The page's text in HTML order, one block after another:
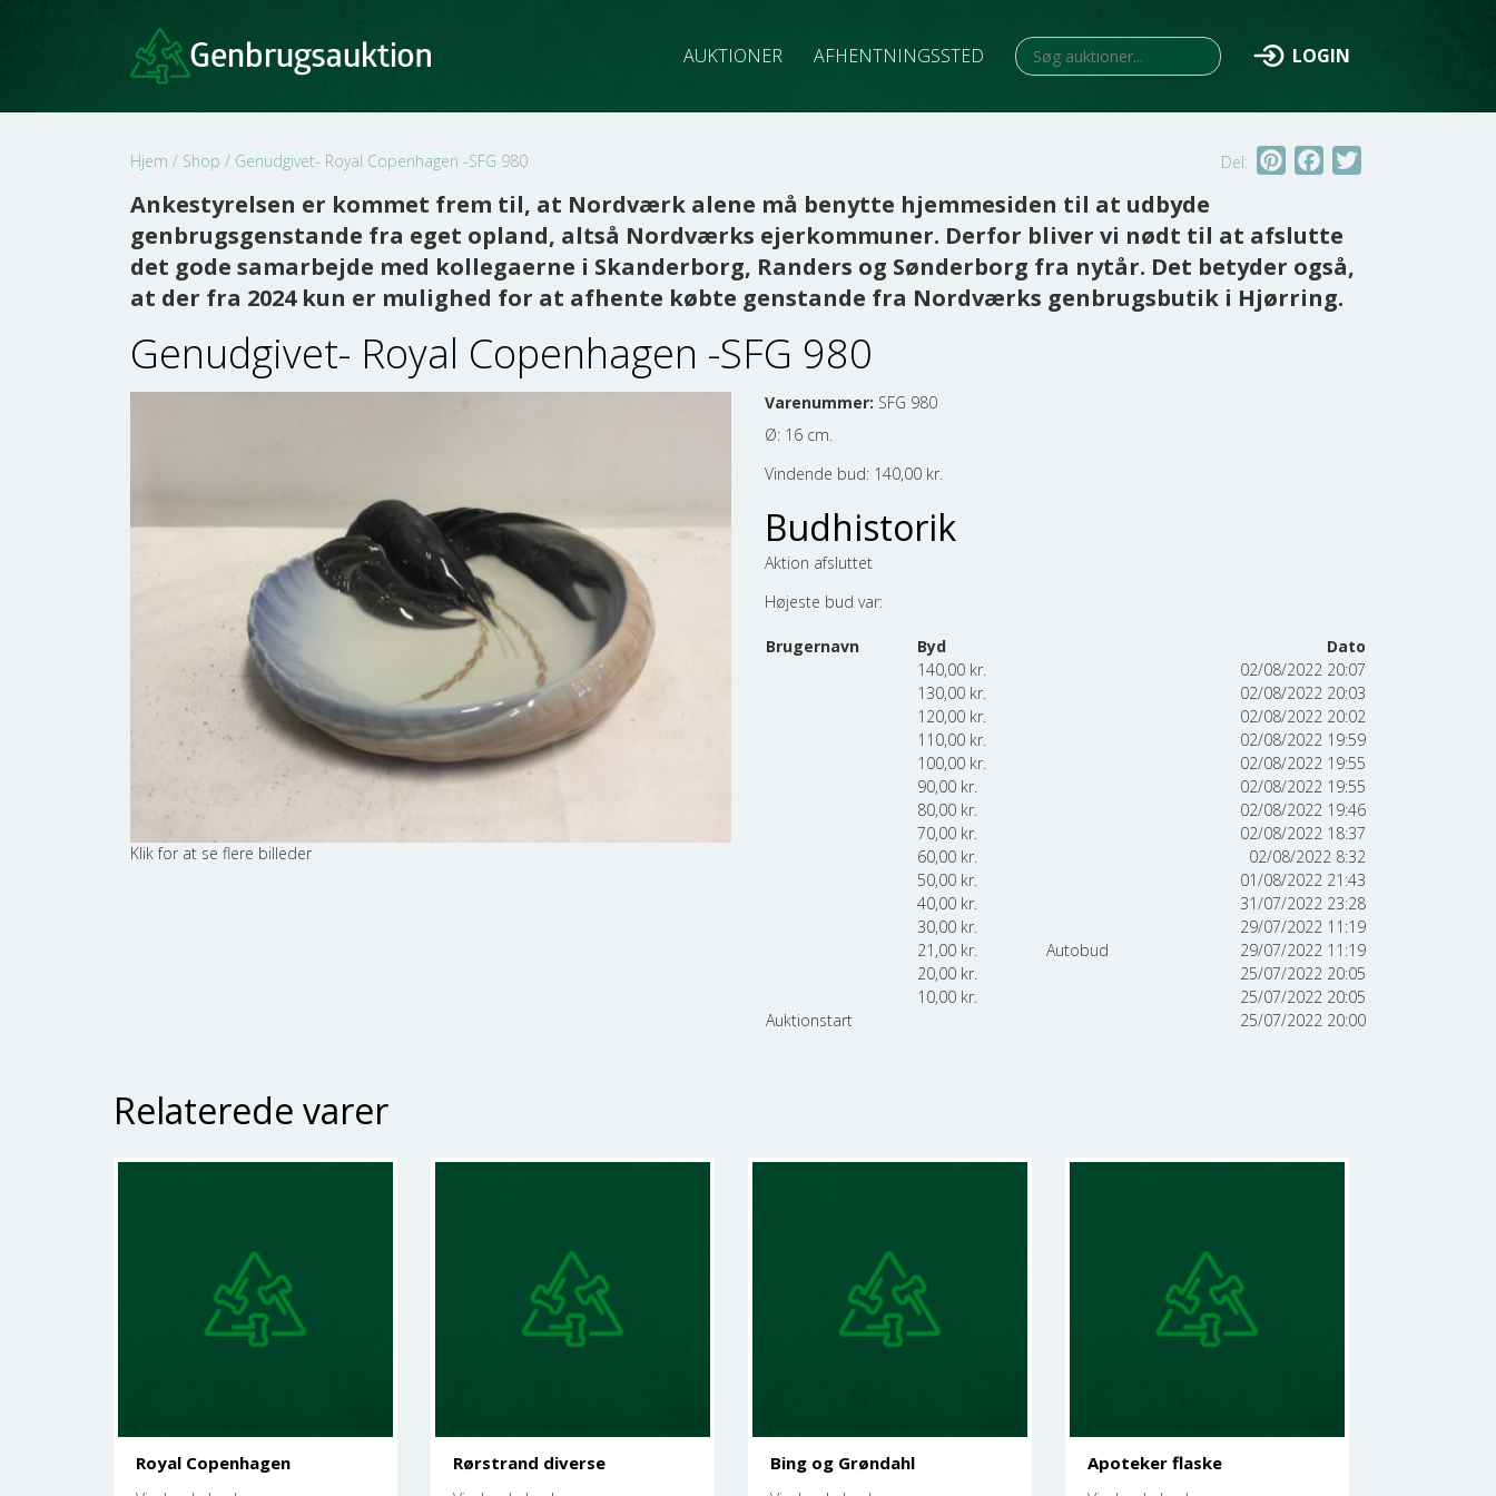
AUKTIONER AFHENTNINGSSTED LOGIN
Search
for:
Hjem / Shop / Genudgivet- Royal Copenhagen -SFG 980 Del: PinterestFacebook
Ankestyrelsen er kommet frem til, at Nordværk alene må benytte hjemmesiden til at udbyde
genbrugsgenstande fra eget opland, altså Nordværks ejerkommuner. Derfor bliver vi nødt til at afslutte
det gode samarbejde med kollegaerne i Skanderborg, Randers og Sønderborg fra nytår. Det betyder også,
at der fra 2024 kun er mulighed for at afhente købte genstande fra Nordværks genbrugsbutik i Hjørring.
Genudgivet- Royal Copenhagen -SFG 980
Varenummer: SFG 980
Ø: 16 cm.
Vindende bud: 140,00 kr.
Budhistorik
Aktion afsluttet
Højeste bud var:
Brugernavn Byd
Dato
140,00 kr.
02/08/2022 20:07
130,00 kr.
02/08/2022 20:03
120,00 kr.
02/08/2022 20:02
110,00 kr.
02/08/2022 19:59
100,00 kr.
02/08/2022 19:55
90,00 kr.
02/08/2022 19:55
80,00 kr.
02/08/2022 19:46
70,00 kr.
02/08/2022 18:37
60,00 kr.
02/08/2022 8:32
50,00 kr.
01/08/2022 21:43
40,00 kr.
31/07/2022 23:28
30,00 kr.
29/07/2022 11:19
21,00 kr. Autobud
29/07/2022 11:19
20,00 kr.
25/07/2022 20:05
10,00 kr.
25/07/2022 20:05
Auktionstart
25/07/2022 20:00
Relaterede varer
Royal Copenhagen Rørstrand diverse Bing og Grøndahl Apoteker flaske